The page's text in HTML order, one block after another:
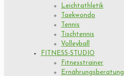
Leichtathletik
Taekwondo
Tennis
Tischtennis
Volleyball
FITNESS-STUDIO
Fitnesstrainer
Ernährungsberatung